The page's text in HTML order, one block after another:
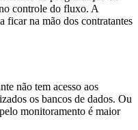
controle do fluxo. A
ficar na mão dos contratantes
não tem acesso aos
os bancos de dados. Ou
monitoramento é maior